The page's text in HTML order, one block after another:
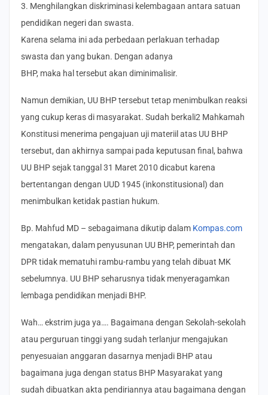
3. Menghilangkan diskriminasi kelembagaan antara satuan
pendidikan negeri dan swasta.
Karena selama ini ada perbedaan perlakuan terhadap
swasta dan yang bukan. Dengan adanya
BHP, maka hal tersebut akan diminimalisir.
Namun demikian, UU BHP tersebut tetap menimbulkan reaksi
yang cukup keras di masyarakat. Sudah berkali2 Mahkamah
Konstitusi menerima pengajuan uji materiil atas UU BHP
tersebut, dan akhirnya sampai pada keputusan final, bahwa
UU BHP sejak tanggal 31 Maret 2010 dicabut karena
bertentangan dengan UUD 1945 (inkonstitusional) dan
menimbulkan ketidak pastian hukum.
Bp. Mahfud MD – sebagaimana dikutip dalam Kompas.com
mengatakan, dalam penyusunan UU BHP, pemerintah dan
DPR tidak mematuhi rambu-rambu yang telah dibuat MK
sebelumnya. UU BHP seharusnya tidak menyeragamkan
lembaga pendidikan menjadi BHP.
Wah… ekstrim juga ya…. Bagaimana dengan Sekolah-sekolah
atau perguruan tinggi yang sudah terlanjur mengajukan
penyesuaian anggaran dasarnya menjadi BHP atau
bagaimana juga dengan status BHP Masyarakat yang
sudah dibuatkan akta pendiriannya atau bagaimana dengan